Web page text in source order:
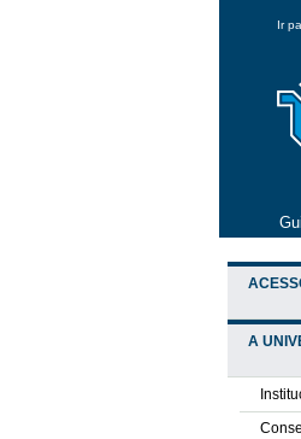
Ir
A